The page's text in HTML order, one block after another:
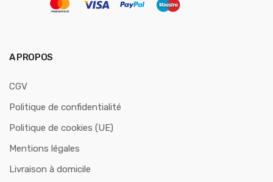
A PROPOS
CGV
Politique de confidentialité
Politique de cookies (UE)
Mentions légales
Livraison à domicile